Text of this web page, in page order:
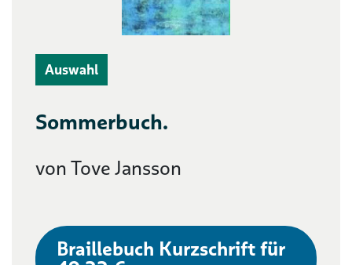
Auswahl
Sommerbuch.
von Tove Jansson
Braillebuch Kurzschrift für